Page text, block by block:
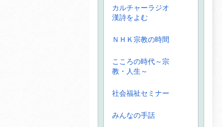
カルチャーラジオ
漢詩をよむ
ＮＨＫ宗教の時間
こころの時代～宗
教・人生～
社会福祉セミナー
みんなの手話